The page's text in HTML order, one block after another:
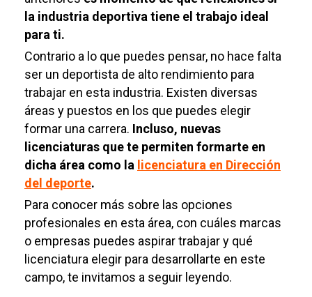
la industria deportiva tiene el trabajo ideal
para ti.
Contrario a lo que puedes pensar, no hace falta
ser un deportista de alto rendimiento para
trabajar en esta industria. Existen diversas
áreas y puestos en los que puedes elegir
formar una carrera. Incluso, nuevas
licenciaturas que te permiten formarte en
dicha área como la licenciatura en Dirección
del deporte.
Para conocer más sobre las opciones
profesionales en esta área, con cuáles marcas
o empresas puedes aspirar trabajar y qué
licenciatura elegir para desarrollarte en este
campo, te invitamos a seguir leyendo.